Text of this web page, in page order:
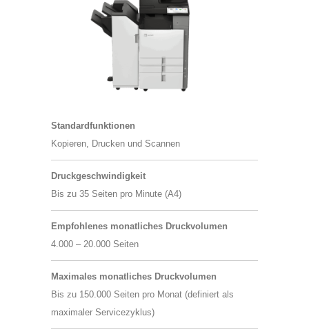
Standardfunktionen
Kopieren, Drucken und Scannen
Druckgeschwindigkeit
Bis zu 35 Seiten pro Minute (A4)
Empfohlenes monatliches Druckvolumen
4.000 – 20.000 Seiten
Maximales monatliches Druckvolumen
Bis zu 150.000 Seiten pro Monat (definiert als
maximaler Servicezyklus)